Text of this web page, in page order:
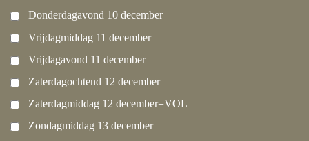
Donderdagavond 10 december
Vrijdagmiddag 11 december
Vrijdagavond 11 december
Zaterdagochtend 12 december
Zaterdagmiddag 12 december=VOL
Zondagmiddag 13 december